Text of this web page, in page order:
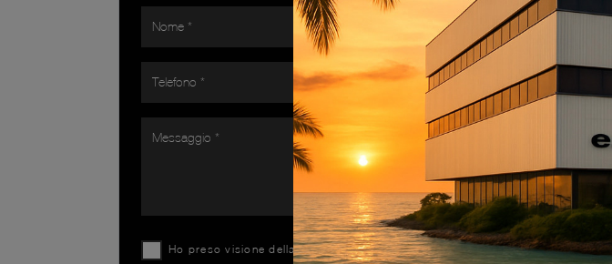
Ho preso visione dellaPrivacy Policy